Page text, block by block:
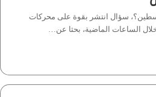
سؤال انتشر بقوة على محركات
الساعات الماضية، بحثا عن…